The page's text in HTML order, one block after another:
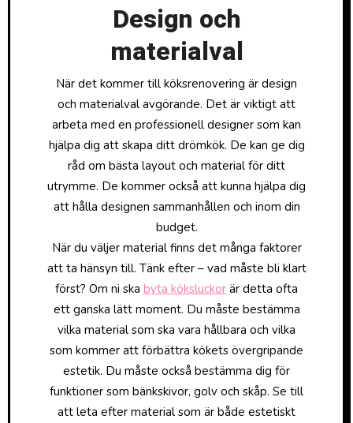
Design och
materialval
När det kommer till köksrenovering är design
och materialval avgörande. Det är viktigt att
arbeta med en professionell designer som kan
hjälpa dig att skapa ditt drömkök. De kan ge dig
råd om bästa layout och material för ditt
utrymme. De kommer också att kunna hjälpa dig
att hålla designen sammanhållen och inom din
budget.
När du väljer material finns det många faktorer
att ta hänsyn till. Tänk efter – vad måste bli klart
först? Om ni ska byta köksluckor är detta ofta
ett ganska lätt moment. Du måste bestämma
vilka material som ska vara hållbara och vilka
som kommer att förbättra kökets övergripande
estetik. Du måste också bestämma dig för
funktioner som bänkskivor, golv och skåp. Se till
att leta efter material som är både estetiskt